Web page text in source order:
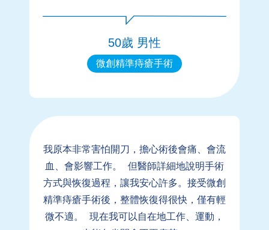
50歲 男性
微創精準痔瘡手術
我原本非常害怕開刀，擔心術後會痛、會流
血、會影響工作。 但醫師詳細地說明手術
方式與恢復過程，讓我安心許多。接受微創
精準痔瘡手術後，整體恢復得很快，僅有輕
微不適。 現在我可以自在地工作、運動，